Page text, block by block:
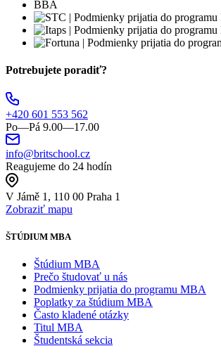
Potrebujete poradiť?
+420 601 553 562
Po—Pá 9.00—17.00
info@britschool.cz
Reagujeme do 24 hodín
V Jámě 1, 110 00 Praha 1
Zobraziť mapu
ŠTÚDIUM MBA
Štúdium MBA
Prečo študovať u nás
Podmienky prijatia do programu MBA
Poplatky za štúdium MBA
Často kladené otázky
Titul MBA
Študentská sekcia